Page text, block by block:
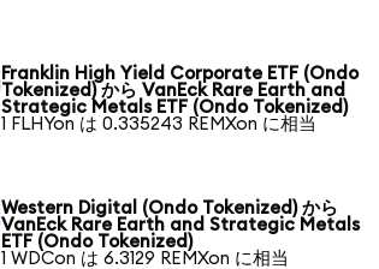
Franklin High Yield Corporate ETF (Ondo
Tokenized) から VanEck Rare Earth and
Strategic Metals ETF (Ondo Tokenized)
1 FLHYon は 0.335243 REMXon に相当
Western Digital (Ondo Tokenized) から
VanEck Rare Earth and Strategic Metals
ETF (Ondo Tokenized)
1 WDCon は 6.3129 REMXon に相当